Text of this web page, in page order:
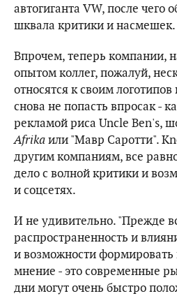
автогиганта VW, после чего
шквала критики и насмешек.
Впрочем, теперь компании,
опытом коллег, пожалуй,
относятся к своим
снова не попасть впросак -
рекламой риса Uncle Ben's,
Afrikaили "Мавр Саротти".
другим компаниям, все
дело с волной критики и
и соцсетях.
И не удивительно. "Прежде
распространенность и
и возможности формировать
мнение - это современные
дни могут очень быстро